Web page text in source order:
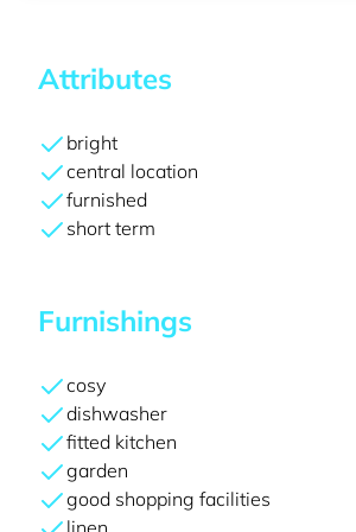
Attributes
bright
central location
furnished
short term
Furnishings
cosy
dishwasher
fitted kitchen
garden
good shopping facilities
linen